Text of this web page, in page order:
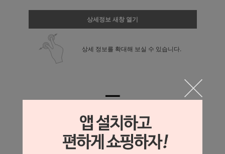
상세정보 새창 열기
상세 정보를 확대해 보실 수 있습니다.